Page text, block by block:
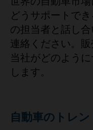
どうサポートで
の担当者と話し
連絡ください。
当社がどのよう
します。
自動車のトレ